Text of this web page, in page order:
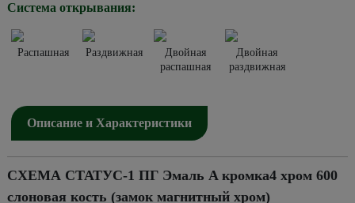
Система открывания:
Распашная Раздвижная
Двойная
распашная
Двойная
раздвижная
Описание и Характеристики
СХЕМА СТАТУС-1 ПГ Эмаль A кромка4 хром 600
слоновая кость (замок магнитный хром)